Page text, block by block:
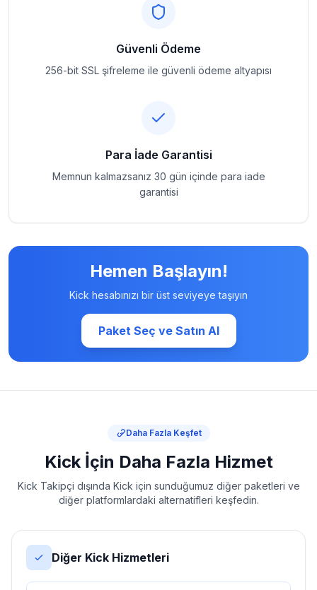
Güvenli Ödeme
256-bit SSL şifreleme ile güvenli ödeme altyapısı
Para İade Garantisi
Memnun kalmazsanız 30 gün içinde para iade
garantisi
Hemen Başlayın!
Kick hesabınızı bir üst seviyeye taşıyın
Paket Seç ve Satın Al
Daha Fazla Keşfet
Kick İçin Daha Fazla Hizmet
Kick Takipçi dışında Kick için sunduğumuz diğer paketleri ve
diğer platformlardaki alternatifleri keşfedin.
Diğer Kick Hizmetleri